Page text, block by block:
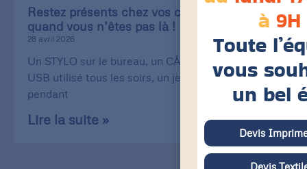
Restez présents chez vos clients, même
quand vous n’êtes pas là !
28 avril 2026
Un STYLO sur le bureau, un CÂBLE de recharge
USB utilisé tous les soirs, un jeu de CARTE utilisé
pendant
Lire la suite »
à 9H
Toute
vous
un bel
Devis
Devis